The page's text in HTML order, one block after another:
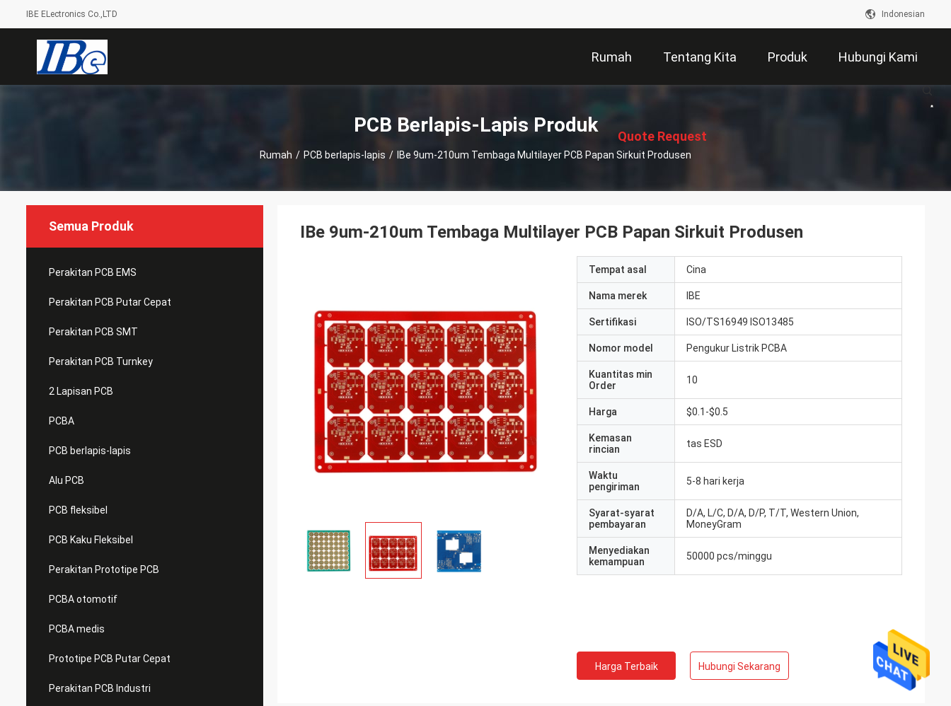
IBE ELectronics Co.,LTD Indonesian
Rumah Tentang Kita Produk Hubungi Kami
Quote Request
Suatu
PCB Berlapis-Lapis Produk
Rumah / PCB berlapis-lapis / IBe 9um-210um Tembaga Multilayer PCB Papan Sirkuit Produsen
Semua Produk
Perakitan PCB EMS
Perakitan PCB Putar Cepat
Perakitan PCB SMT
Perakitan PCB Turnkey
2 Lapisan PCB
PCBA
PCB berlapis-lapis
Alu PCB
PCB fleksibel
PCB Kaku Fleksibel
Perakitan Prototipe PCB
PCBA otomotif
PCBA medis
Prototipe PCB Putar Cepat
Perakitan PCB Industri
IBe 9um-210um Tembaga Multilayer PCB Papan Sirkuit Produsen
Tempat asal Cina
Nama merek IBE
Sertifikasi ISO/TS16949 ISO13485
Nomor model Pengukur Listrik PCBA
Kuantitas min
Order
10
Harga $0.1-$0.5
Kemasan
rincian
tas ESD
Waktu
pengiriman
5-8 hari kerja
Syarat-syarat
pembayaran
D/A, L/C, D/A, D/P, T/T, Western Union,
MoneyGram
Menyediakan
kemampuan
50000 pcs/minggu
Harga Terbaik Hubungi Sekarang